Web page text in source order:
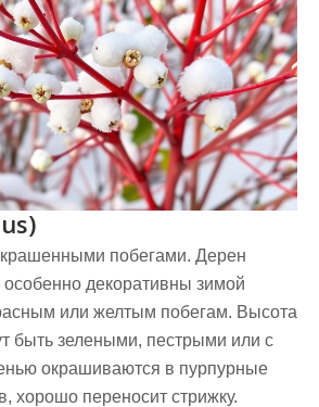
побегами. Дерен
особенно декоративны зимой
или желтым побегам. Высота
быть зелеными, пестрыми или с
окрашиваются в пурпурные
хорошо переносит стрижку.